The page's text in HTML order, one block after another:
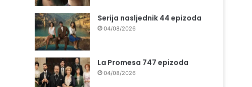
Serija nasljednik 44 epizoda
04/08/2026
La Promesa 747 epizoda
04/08/2026